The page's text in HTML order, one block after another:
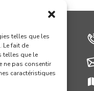
telles que les
Le fait de
telles que le
ne pas consentir
caractéristiques